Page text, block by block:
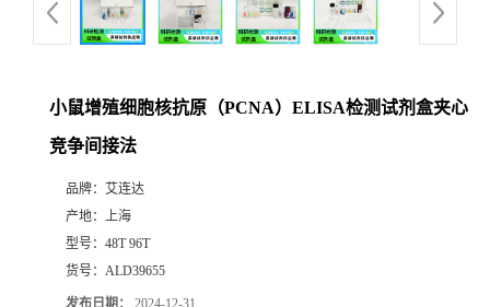
小鼠增殖细胞核抗原（PCNA）ELISA检测试剂盒夹心
竞争间接法
品牌： 艾连达
产地： 上海
型号： 48T 96T
货号： ALD39655